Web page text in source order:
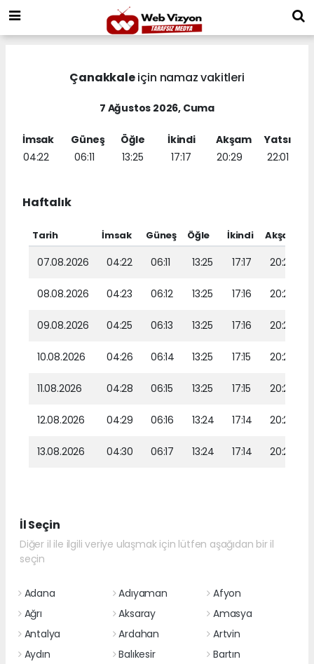
Çanakkaleiçin namaz vakitleri
7 Ağustos 2026, Cuma
İmsak
04:22
Güneş
06:11
Öğle
13:25
İkindi
17:17
Akşam
20:29
Yatsı
22:01
Haftalık
Tarih İmsak Güneş Öğle İkindi Akşam
07.08.2026 04:22 06:11 13:25 17:17 20:29
08.08.2026 04:23 06:12 13:25 17:16 20:28
09.08.2026 04:25 06:13 13:25 17:16 20:26
10.08.2026 04:26 06:14 13:25 17:15 20:25
11.08.2026 04:28 06:15 13:25 17:15 20:24
12.08.2026 04:29 06:16 13:24 17:14 20:23
13.08.2026 04:30 06:17 13:24 17:14 20:21
İl Seçin
Diğer il ile ilgili veriye ulaşmak için lütfen aşağıdan bir il
seçin
Adana Adıyaman
Afyon
Ağrı
Aksaray
Amasya
Antalya
Ardahan
Artvin
Aydın
Balıkesir
Bartın